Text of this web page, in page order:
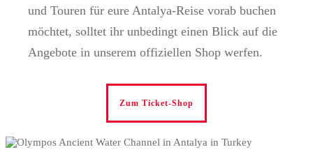
und Touren für eure Antalya-Reise vorab buchen
möchtet, solltet ihr unbedingt einen Blick auf die
Angebote in unserem offiziellen Shop werfen.
Zum Ticket-Shop